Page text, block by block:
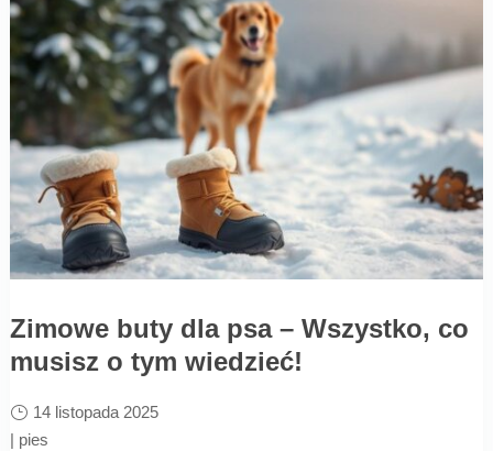
Zimowe buty dla psa – Wszystko, co
musisz o tym wiedzieć!
14 listopada 2025
| pies